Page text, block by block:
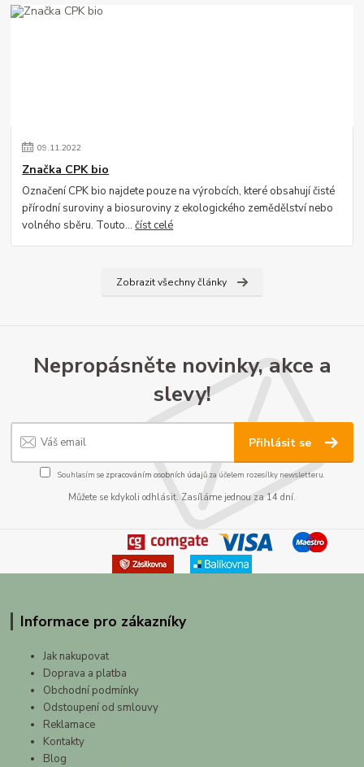
09.11.2022
Značka CPK bio
Označení CPK bio najdete pouze na výrobcích, které obsahují čisté
přírodní suroviny a biosuroviny z ekologického zemědělství nebo
volného sběru. Touto...číst celé
Zobrazit všechny články
Nepropásněte novinky, akce a
slevy!
Přihlásit se
Souhlasím se zpracováním osobních údajůza účelem rozesílky newsletteru.
Můžete se kdykoli odhlásit. Zasíláme jednou za 14 dní.
Informace pro zákazníky
Jak nakupovat
Doprava a platba
Obchodní podmínky
Odstoupení od smlouvy
Reklamace
Kontakty
Blog